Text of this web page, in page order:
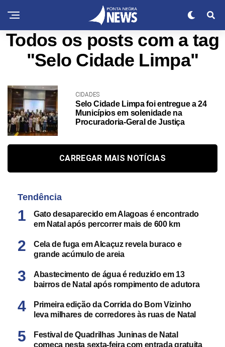
Todos os posts com a tag
"Selo Cidade Limpa"
CIDADES
Selo Cidade Limpa foi entregue a 24
Municípios em solenidade na
Procuradoria-Geral de Justiça
CARREGAR MAIS NOTÍCIAS
Tendência
Gato desaparecido em Alagoas é encontrado
em Natal após percorrer mais de 600 km
Cela de fuga em Alcaçuz revela buraco e
grande acúmulo de areia
Abastecimento de água é reduzido em 13
bairros de Natal após rompimento de adutora
Primeira edição da Corrida do Bom Vizinho
leva milhares de corredores às ruas de Natal
Festival de Quadrilhas Juninas de Natal
começa nesta sexta-feira com entrada gratuita